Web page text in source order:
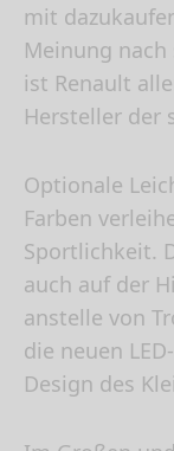
mit
Meinung
ist Renault
Hersteller der
Optionale
Farben
Sportlichkeit.
auch auf der
anstelle von
die neuen
Design des